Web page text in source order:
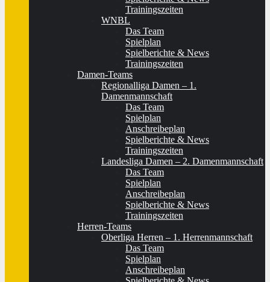
Trainingszeiten
WNBL
Das Team
Spielplan
Spielberichte & News
Trainingszeiten
Damen-Teams
Regionalliga Damen – 1.
Damenmannschaft
Das Team
Spielplan
Anschreibeplan
Spielberichte & News
Trainingszeiten
Landesliga Damen – 2. Damenmannschaft
Das Team
Spielplan
Anschreibeplan
Spielberichte & News
Trainingszeiten
Herren-Teams
Oberliga Herren – 1. Herrenmannschaft
Das Team
Spielplan
Anschreibeplan